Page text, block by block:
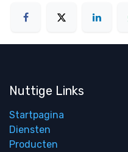
Nuttige Links
Startpagina
Diensten
Producten